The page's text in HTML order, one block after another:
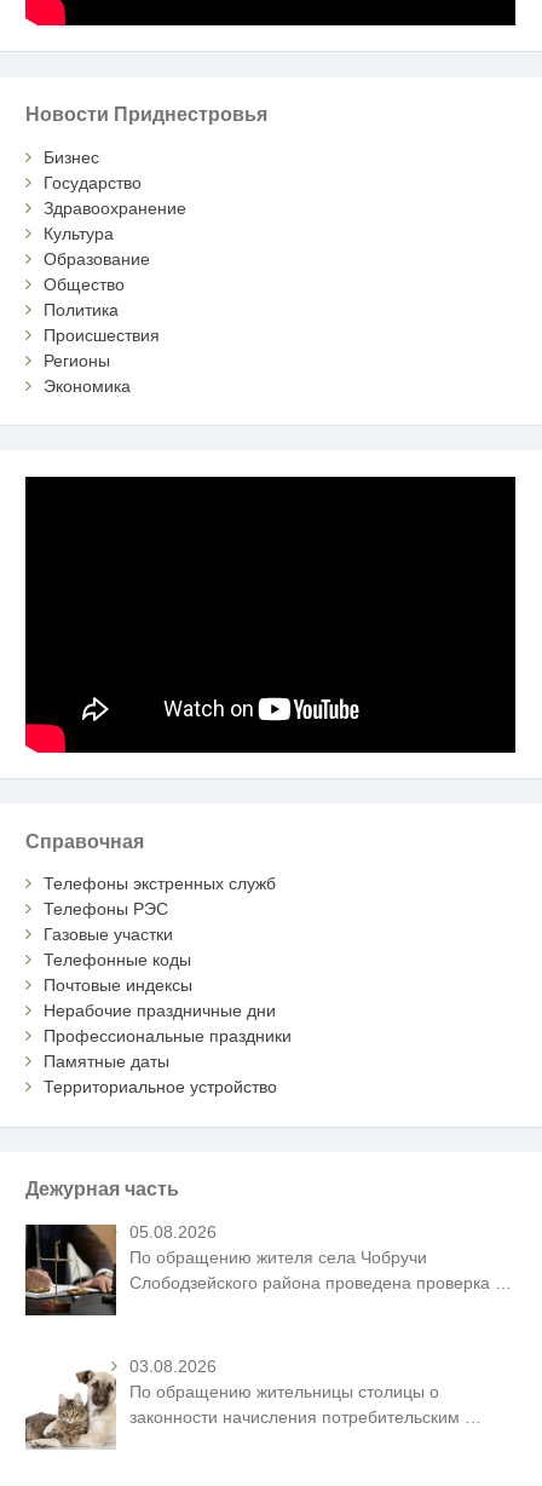
Новости Приднестровья
Бизнес
Государство
Здравоохранение
Культура
Образование
Общество
Политика
Происшествия
Регионы
Экономика
Справочная
Телефоны экстренных служб
Телефоны РЭС
Газовые участки
Телефонные коды
Почтовые индексы
Нерабочие праздничные дни
Профессиональные праздники
Памятные даты
Территориальное устройство
Дежурная часть
05.08.2026
По обращению жителя села Чобручи
Слободзейского района проведена проверка
03.08.2026
По обращению жительницы столицы о
законности начисления потребительским